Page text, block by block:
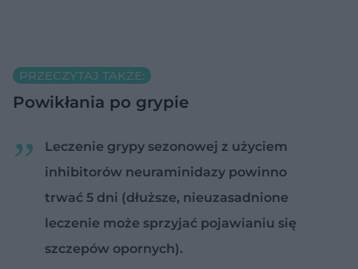
PRZECZYTAJ TAKŻE:
Powikłania po grypie
Leczenie grypy sezonowej z użyciem
inhibitorów neuraminidazy powinno
trwać 5 dni (dłuższe, nieuzasadnione
leczenie może sprzyjać pojawianiu się
szczepów opornych).